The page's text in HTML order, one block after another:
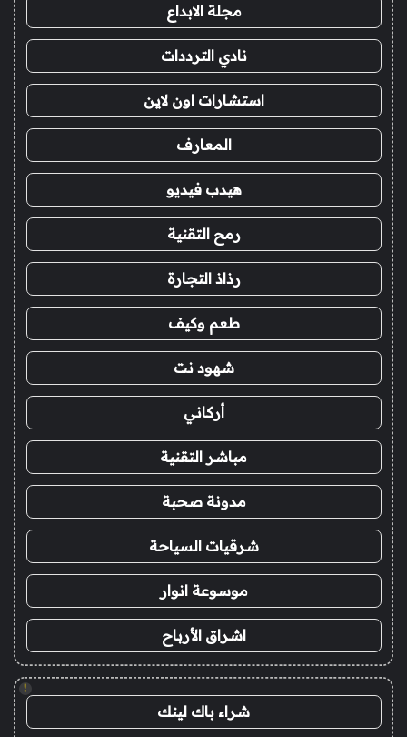
مجلة الابداع
نادي الترددات
استشارات اون لاين
المعارف
هيدب فيديو
رمح التقنية
رذاذ التجارة
طعم وكيف
شهود نت
أركاني
مباشر التقنية
مدونة صحبة
شرقيات السياحة
موسوعة انوار
اشراق الأرباح
!
شراء باك لينك